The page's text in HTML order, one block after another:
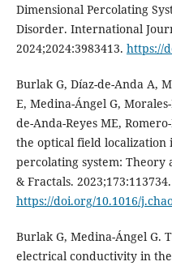
Dimensional Percolating
Disorder. International
2024;2024:3983413. https://
Burlak G, Díaz-de-Anda A,
E, Medina-Ángel G,
de-Anda-Reyes ME,
the optical field localization
percolating system: Theory
& Fractals. 2023;173:113734.
https://doi.org/10.1016/
Burlak G, Medina-Ángel G.
electrical conductivity in